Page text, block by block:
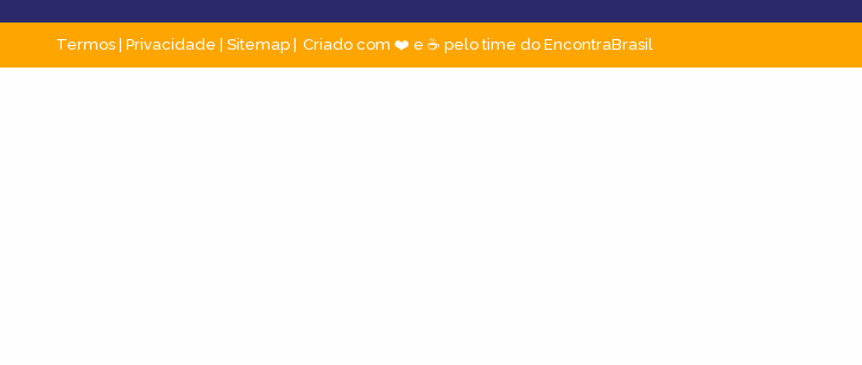
Termos | Privacidade | Sitemap Criado com ❤️ e ☕ pelo time do EncontraBrasil